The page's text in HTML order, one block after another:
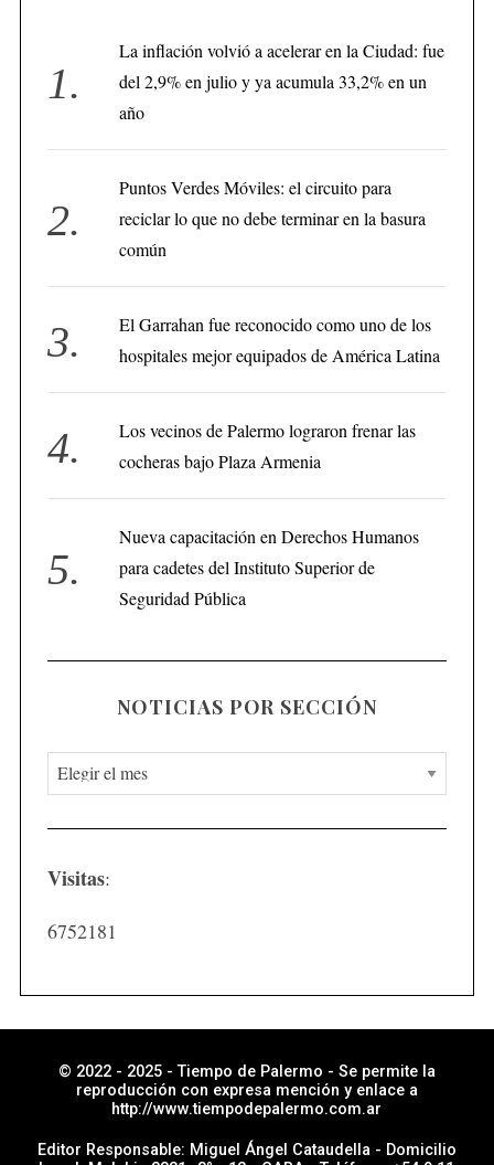
La inflación volvió a acelerar en la Ciudad: fue
del 2,9% en julio y ya acumula 33,2% en un
año
Puntos Verdes Móviles: el circuito para
reciclar lo que no debe terminar en la basura
común
El Garrahan fue reconocido como uno de los
hospitales mejor equipados de América Latina
Los vecinos de Palermo lograron frenar las
cocheras bajo Plaza Armenia
Nueva capacitación en Derechos Humanos
para cadetes del Instituto Superior de
Seguridad Pública
NOTICIAS POR SECCIÓN
N
o
t
c
i
e
Visitas:
6752181
© 2022 - 2025 - Tiempo de Palermo - Se permite la
reproducción con expresa mención y enlace a
http://www.tiempodepalermo.com.ar
Editor Responsable: Miguel Ángel Cataudella - Domicilio